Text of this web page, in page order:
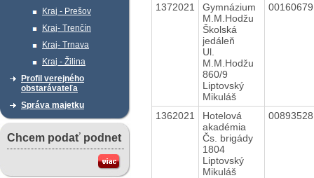
Kraj - Prešov
Kraj- Trenčín
Kraj- Trnava
Kraj - Žilina
Profil verejného
obstarávateľa
Správa majetku
Chcem podať podnet
1372021
Gymnázium
M.M.Hodžu
Školská
jedáleň
Ul.
M.M.Hodžu
860/9
Liptovský
Mikuláš
1362021
Hotelová
akadémia
Čs. brigády
1804
Liptovský
Mikuláš